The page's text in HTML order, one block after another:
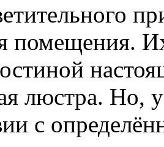
помещения.
люстра. Но,
с